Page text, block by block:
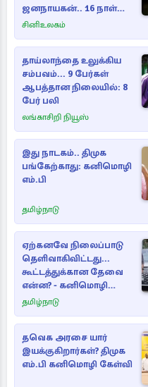
ஜனநாயகன்.. 16 நாள்
பாக்ஸ் ஆபிஸ்
சினிஉலகம்
தாய்லாந்தை உலுக்கிய
சம்பவம்... 9 பேர்கள்
ஆபத்தான நிலையில்: 8
பேர் பலி
லங்காசிறி நியூஸ்
இது நாடகம்.. திமுக
பங்கேற்காது: கனிமொழி
எம்.பி
தமிழ்நாடு
ஏற்கனவே நிலைப்பாடு
தெளிவாகிவிட்டது...
கூட்டத்துக்கான தேவை
என்ன? - கனிமொழி
விமர்சனம்
தமிழ்நாடு
தவெக அரசை யார்
இயக்குகிறார்கள்? திமுக
எம்.பி கனிமொழி கேள்வி